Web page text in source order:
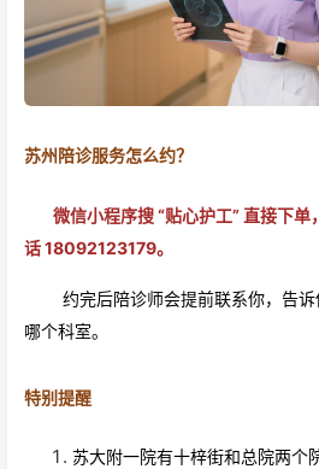
苏州陪诊服务怎么约？
微信小程序搜 “贴心护工” 直接下单
话 18092123179。
约完后陪诊师会提前联系你，告诉
哪个科室。
特别提醒
苏大附一院有十梓街和总院两个